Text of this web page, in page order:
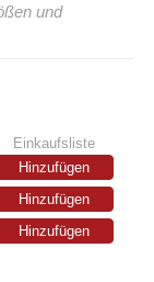
und
Einkaufsliste
Hinzufügen
Hinzufügen
Hinzufügen